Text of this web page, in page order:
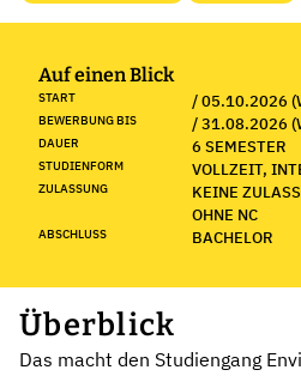
Auf einen Blick
START / 05.10.2026
BEWERBUNG BIS / 31.08.2026
DAUER 6 SEMESTER
STUDIENFORM VOLLZEIT,
ZULASSUNG
KEINE
OHNE NC
ABSCHLUSS BACHELOR
Überblick
Das macht den Studiengang